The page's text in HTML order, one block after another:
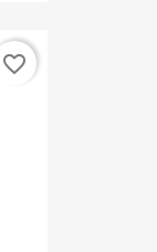
favorite_border